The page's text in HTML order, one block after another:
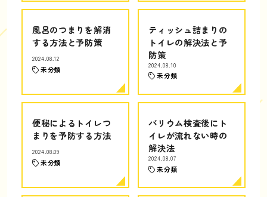
風呂のつまりを解消
する方法と予防策
2024.08.12
未分類
ティッシュ詰まりの
トイレの解決法と予
防策
2024.08.10
未分類
便秘によるトイレつ
まりを予防する方法
2024.08.09
未分類
バリウム検査後にト
イレが流れない時の
解決法
2024.08.07
未分類